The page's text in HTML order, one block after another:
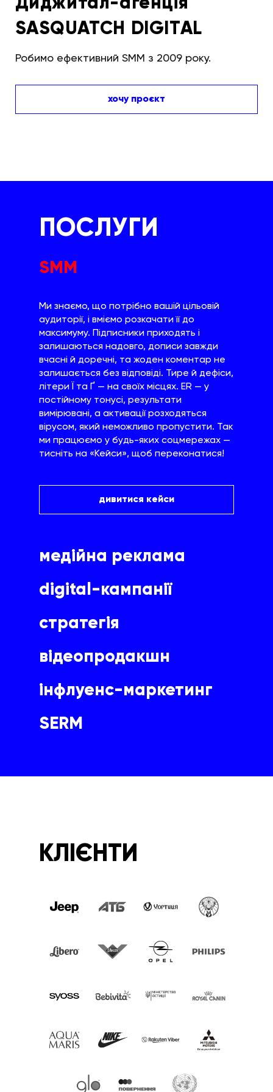
SASQUATCH DIGITAL
Робимо ефективний SMM з 2009 року.
хочу проєкт
ПОСЛУГИ
SMM
Ми знаємо, що потрібно вашій цільовій
аудиторії, і вміємо розкачати її до
максимуму. Підписники приходять і
залишаються надовго, дописи завжди
вчасні й доречні, та жоден коментар не
залишається без відповіді. Тире й дефіси,
літери Ї та Ґ — на своїх місцях. ER — у
постійному тонусі, результати
вимірювані, а активації розходяться
вірусом, який неможливо пропустити. Так
ми працюємо у будь-яких соцмережах —
тисніть на «Кейси», щоб переконатися!
дивитися кейси
медійна реклама
digital-кампанії
стратегія
відеопродакшн
інфлуенс-маркетинг
SERM
КЛІЄНТИ